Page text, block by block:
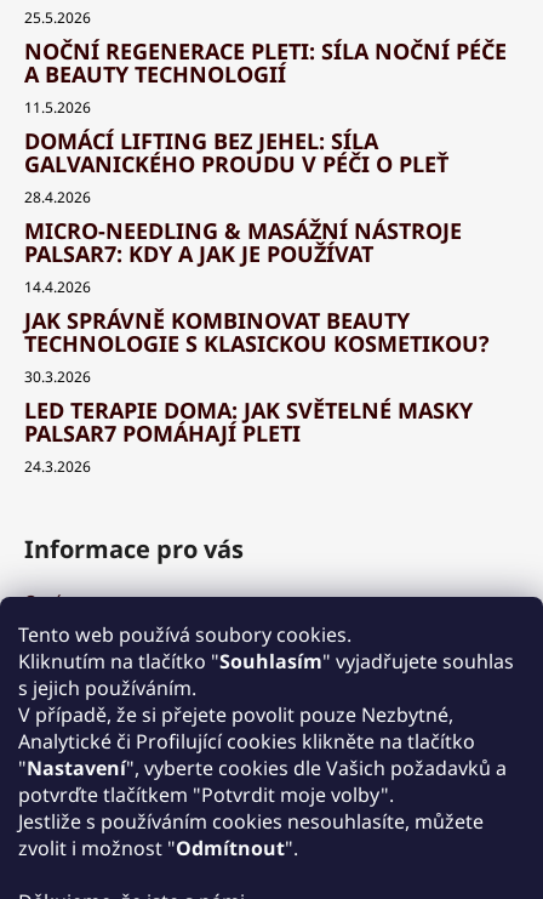
Tento web používá soubory cookies.
Kliknutím na tlačítko "Souhlasím" vyjadřujete souhlas
s jejich používáním.
V případě, že si přejete povolit pouze Nezbytné,
Analytické či Profilující cookies klikněte na tlačítko
"Nastavení", vyberte cookies dle Vašich požadavků a
potvrďte tlačítkem "Potvrdit moje volby".
Jestliže s používáním cookies nesouhlasíte, můžete
zvolit i možnost "Odmítnout".
25.5.2026
NOČNÍ REGENERACE PLETI: SÍLA NOČNÍ PÉČE
A BEAUTY TECHNOLOGIÍ
11.5.2026
DOMÁCÍ LIFTING BEZ JEHEL: SÍLA
GALVANICKÉHO PROUDU V PÉČI O PLEŤ
28.4.2026
MICRO-NEEDLING & MASÁŽNÍ NÁSTROJE
PALSAR7: KDY A JAK JE POUŽÍVAT
14.4.2026
JAK SPRÁVNĚ KOMBINOVAT BEAUTY
TECHNOLOGIE S KLASICKOU KOSMETIKOU?
30.3.2026
LED TERAPIE DOMA: JAK SVĚTELNÉ MASKY
PALSAR7 POMÁHAJÍ PLETI
24.3.2026
Informace pro vás
O nás
Výhody a garance
Množstevní slevy
Způsob nákupu a dopravy
Reklamace
Obchodní podmínky
Podmínky ochrany osobních údajů
Kontakt
Zpětný odběr elektrozařízení